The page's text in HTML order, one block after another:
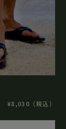
¥8,030（税込）